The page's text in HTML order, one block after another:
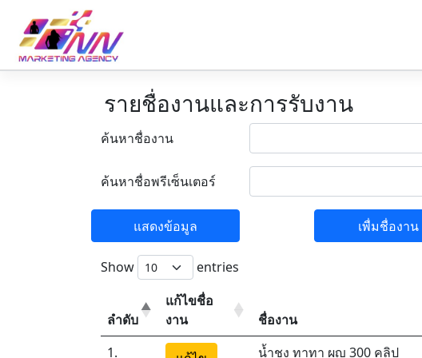
รายชื่องานและการรับงาน
ค้นหาชื่องาน
ค้นหาชื่อพรีเซ็นเตอร์
แสดงข้อมูล เพื่มชื่องาน
Show entries
ลำดับ
แก้ไขชื่อ
งาน
ชื่องาน
1.
น้ำชง ทาทา ผญ 300 คลิป